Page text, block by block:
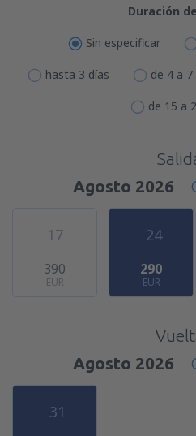
Duración
Sin especificar
hasta 3 días de 4 a 7
de 15 a
Agosto 2026
17
390
EUR
24
290
EUR
Agosto 2026
31